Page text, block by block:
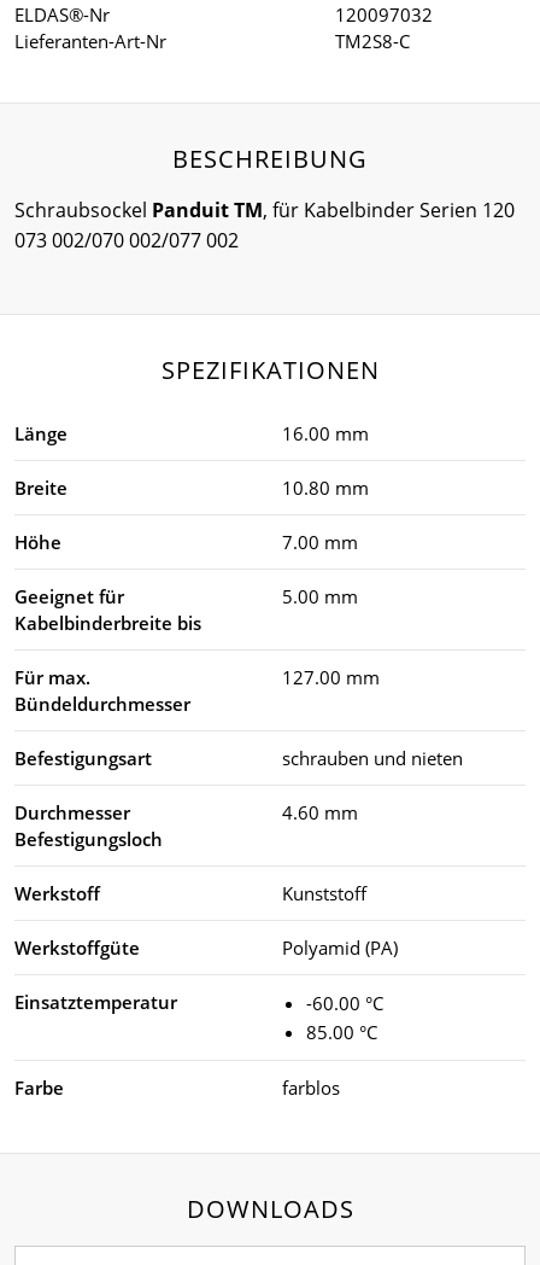
ELDAS®-Nr
120097032
Lieferanten-Art-Nr
TM2S8-C
BESCHREIBUNG
Schraubsockel Panduit TM, für Kabelbinder Serien 120
073 002/070 002/077 002
SPEZIFIKATIONEN
Länge 16.00 mm
Breite 10.80 mm
Höhe 7.00 mm
Geeignet für
Kabelbinderbreite bis
5.00 mm
Für max.
Bündeldurchmesser
127.00 mm
Befestigungsart schrauben und nieten
Durchmesser
Befestigungsloch
4.60 mm
Werkstoff Kunststoff
Werkstoffgüte Polyamid (PA)
Einsatztemperatur
-60.00 °C
85.00 °C
Farbe farblos
DOWNLOADS